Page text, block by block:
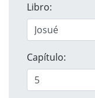
Libro:
Capítulo: